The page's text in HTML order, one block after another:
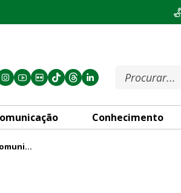
Conhecimento
Câmara Legislativa celebra com a comunidade os 55 anos do Guará